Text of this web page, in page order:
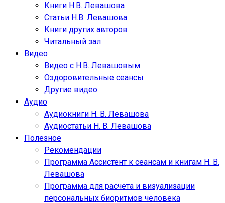
Книги Н.В. Левашова
Статьи Н.В. Левашова
Книги других авторов
Читальный зал
Видео
Видео с Н.В. Левашовым
Оздоровительные сеансы
Другие видео
Аудио
Аудиокниги Н. В. Левашова
Аудиостатьи Н. В. Левашова
Полезное
Рекомендации
Программа Ассистент к сеансам и книгам Н. В.
Левашова
Программа для расчёта и визуализации
персональных биоритмов человека